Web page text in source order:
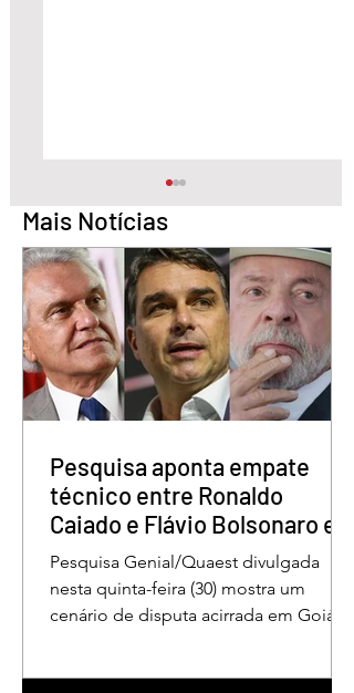
Águas Lindas inaugura
nova sede da APAE e
passa a ser referência
Mais Notícias
Pesquisa aponta empate
técnico entre Ronaldo
Caiado e Flávio Bolsonaro em
Goiás
Pesquisa Genial/Quaest divulgada
nesta quinta-feira (30) mostra um
cenário de disputa acirrada em Goiás